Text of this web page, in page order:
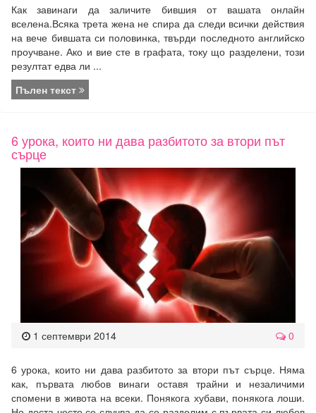
Как завинаги да заличите бившия от вашата онлайн
вселена.Всяка трета жена не спира да следи всички действия
на вече бившата си половинка, твърди последното английско
проучване. Ако и вие сте в графата, току що разделени, този
резултат едва ли ...
Пълен текст
6 урока, които ни дава разбитото за втори път
сърце
1 септември 2014 0
6 урока, които ни дава разбитото за втори път сърце. Няма
как, първата любов винаги оставя трайни и незаличими
спомени в живота на всеки. Понякога хубави, понякога лоши.